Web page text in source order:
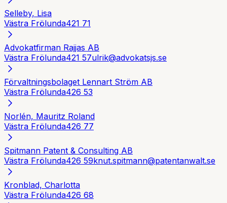
Selleby, Lisa
Västra Frölunda421 71
Advokatfirman Rajjas AB
Västra Frölunda421 57ulrik@advokatsjs.se
Förvaltningsbolaget Lennart Ström AB
Västra Frölunda426 53
Norlén, Mauritz Roland
Västra Frölunda426 77
Spitmann Patent & Consulting AB
Västra Frölunda426 59knut.spitmann@patentanwalt.se
Kronblad, Charlotta
Västra Frölunda426 68